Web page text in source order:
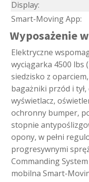
Display:
Smart-Moving App:
Wyposażenie
Elektryczne
wyciągarka 4500 lbs
siedzisko z
bagażniki przód i
wyświetlacz,
ochronny bumper,
stopnie
opony, w pełni
progresywnymi
Commanding System
mobilna Smart-